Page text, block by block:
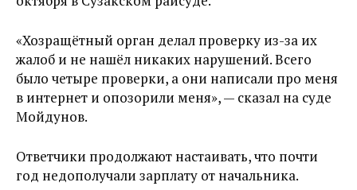
«Хозращётный орган делал проверку из-за их
жалоб и не нашёл никаких нарушений. Всего
было четыре проверки, а они написали про меня
в интернет и опозорили меня», — сказал на суде
Мойдунов.
Ответчики продолжают настаивать, что почти
год недополучали зарплату от начальника.